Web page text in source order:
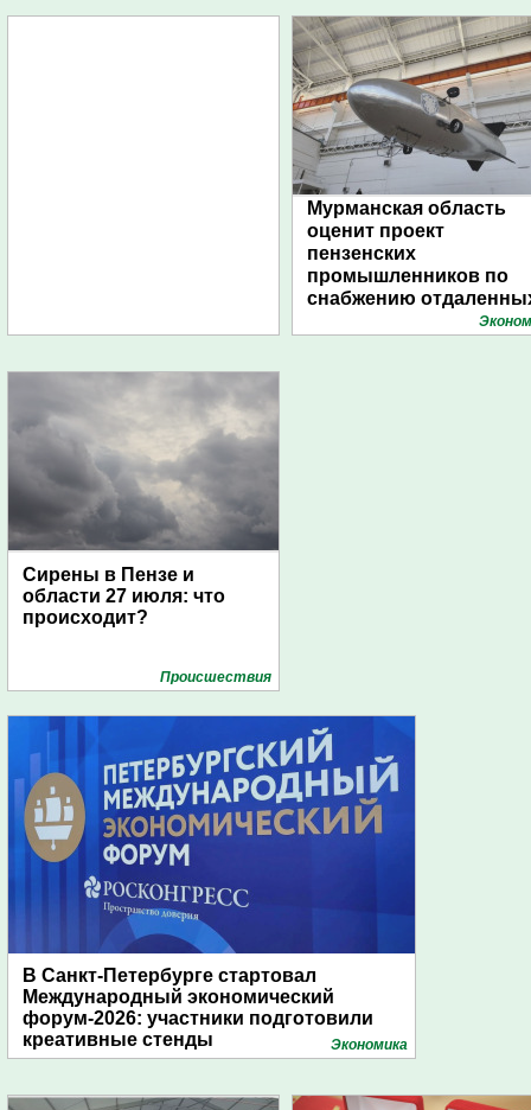
Мурманская область
оценит проект
пензенских
промышленников по
снабжению
поселений с помощью
Сирены в Пензе и
области 27 июля: что
происходит?
Проиcшествия
В Санкт-Петербурге стартовал
Международный экономический
форум-2026: участники подготовили
креативные стенды
Экономика